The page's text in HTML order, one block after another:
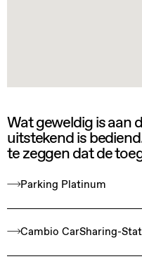
Wat geweldig is aan
uitstekend is
te zeggen dat de
Parking Platinum
Cambio CarSharing-